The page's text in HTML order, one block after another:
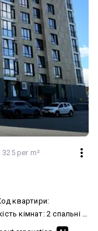
325 per m²
(сирець) — ідеальне